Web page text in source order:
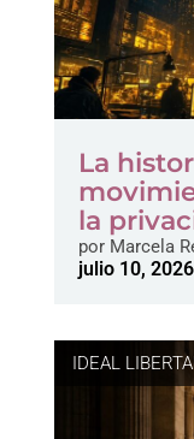
La
la
porMarcela
julio 10, 2026
IDEAL